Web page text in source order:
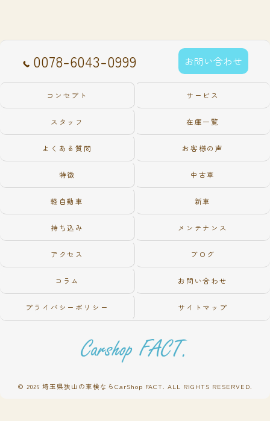
0078-6043-0999 お問い合わせ
コンセプト サービス
スタッフ 在庫一覧
よくある質問 お客様の声
特徴 中古車
軽自動車 新車
持ち込み メンテナンス
アクセス ブログ
コラム お問い合わせ
プライバシーポリシー サイトマップ
© 2026 埼玉県狭山の車検ならCarShop FACT. ALL RIGHTS RESERVED.